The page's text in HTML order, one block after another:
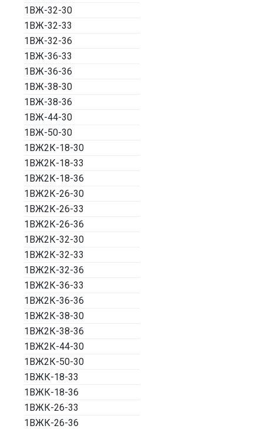
1ВЖ-32-30
1ВЖ-32-33
1ВЖ-32-36
1ВЖ-36-33
1ВЖ-36-36
1ВЖ-38-30
1ВЖ-38-36
1ВЖ-44-30
1ВЖ-50-30
1ВЖ2К-18-30
1ВЖ2К-18-33
1ВЖ2К-18-36
1ВЖ2К-26-30
1ВЖ2К-26-33
1ВЖ2К-26-36
1ВЖ2К-32-30
1ВЖ2К-32-33
1ВЖ2К-32-36
1ВЖ2К-36-33
1ВЖ2К-36-36
1ВЖ2К-38-30
1ВЖ2К-38-36
1ВЖ2К-44-30
1ВЖ2К-50-30
1ВЖК-18-33
1ВЖК-18-36
1ВЖК-26-33
1ВЖК-26-36